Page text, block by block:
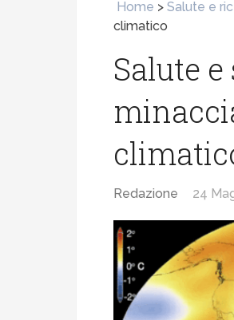
Home >Salute e
climatico
Salute
Redazione 24